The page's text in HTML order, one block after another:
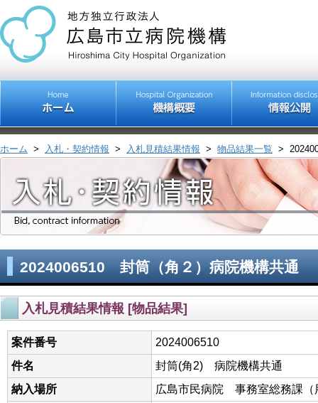
ホーム > 入札・契約情報 > 入札見積結果情報 > 物品結果一覧 >
2024006510 封筒（角２）病院機構共通
入札見積結果情報 [物品結果]
案件番号
2024006510
件名
封筒(角2) 病院機構共通
納入場所
広島市民病院 事務室総務課